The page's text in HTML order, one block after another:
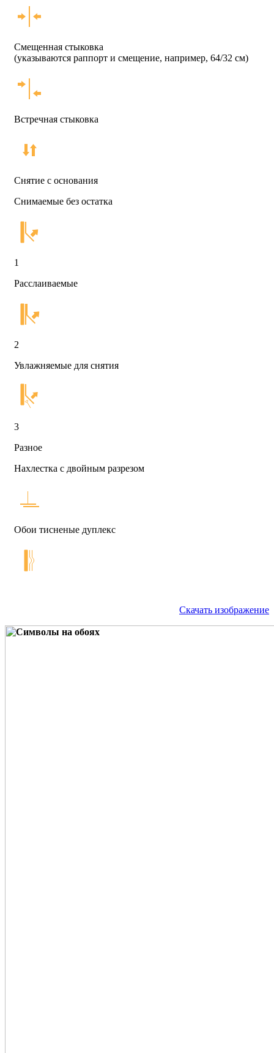
Смещенная стыковка
(указываются раппорт и смещение, например, 64/32 см)
Встречная стыковка
Снятие с основания
Снимаемые без остатка
1
Расслаиваемые
2
Увлажняемые для снятия
3
Разное
Нахлестка с двойным разрезом
Обои тисненые дуплекс
Скачать изображение